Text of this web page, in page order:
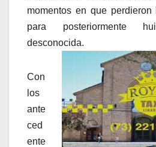
momentos en que
para posteriormente
desconocida.
Con
los
ante
ced
ente